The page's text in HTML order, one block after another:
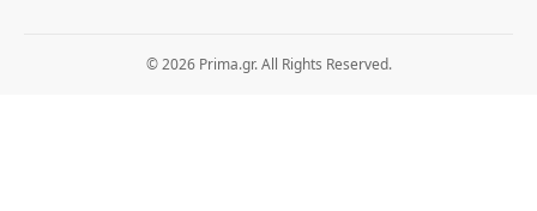
© 2026 Prima.gr. All Rights Reserved.